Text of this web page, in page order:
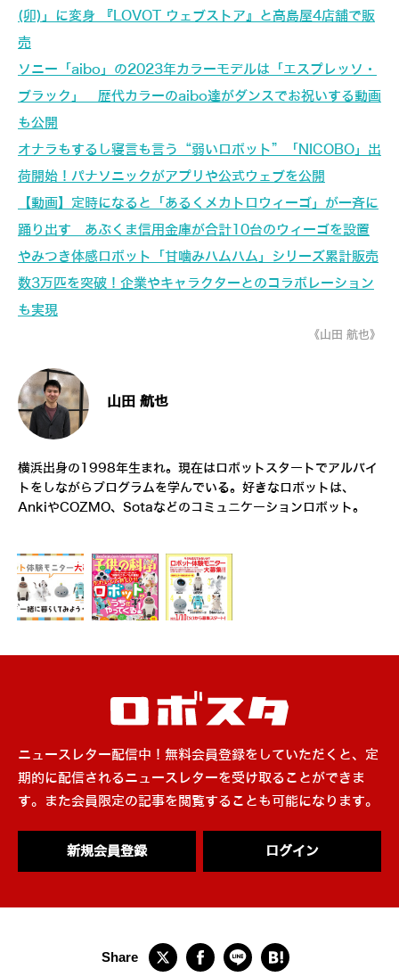
(卯)」に変身 『LOVOT ウェブストア』と高島屋4店舗で販
売
ソニー「aibo」の2023年カラーモデルは「エスプレッソ・
ブラック」 歴代カラーのaibo達がダンスでお祝いする動画
も公開
オナラもするし寝言も言う“弱いロボット”「NICOBO」出
荷開始！パナソニックがアプリや公式ウェブを公開
【動画】定時になると「あるくメカトロウィーゴ」が一斉に
踊り出す あぶくま信用金庫が合計10台のウィーゴを設置
やみつき体感ロボット「甘噛みハムハム」シリーズ累計販売
数3万匹を突破！企業やキャラクターとのコラボレーション
も実現
《山田 航也》
山田 航也
横浜出身の1998年生まれ。現在はロボットスタートでアルバイ
トをしながらプログラムを学んでいる。好きなロボットは、
AnkiやCOZMO、Sotaなどのコミュニケーションロボット。
ニュースレター配信中！無料会員登録をしていただくと、定
期的に配信されるニュースレターを受け取ることができま
す。また会員限定の記事を閲覧することも可能になります。
新規会員登録 ログイン